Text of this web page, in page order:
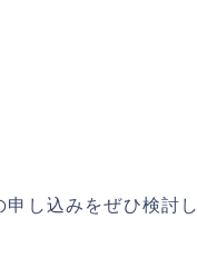
し込みをぜひ検討し